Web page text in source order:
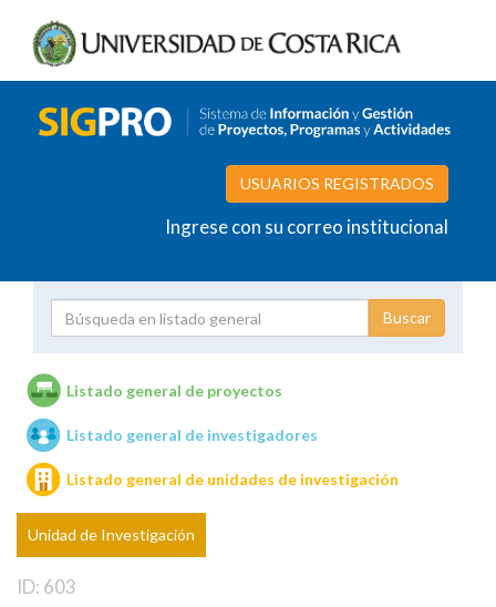
USUARIOS REGISTRADOS
Ingrese con su correo institucional
Unidades de investigación
Listado general de proyectos
Listado general de investigadores
Listado general de unidades de investigación
Unidad de Investigación
ID: 603